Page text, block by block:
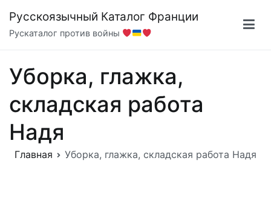
содержимому
Русскоязычный Каталог Франции
Рускаталог против войны
Уборка, глажка,
складская работа
Надя
Главная Уборка, глажка, складская работа Надя